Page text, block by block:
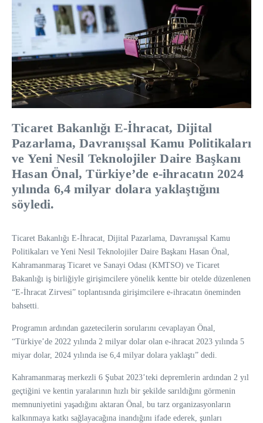
Ticaret Bakanlığı E-İhracat, Dijital
Pazarlama, Davranışsal Kamu Politikaları
ve Yeni Nesil Teknolojiler Daire Başkanı
Hasan Önal, Türkiye’de e-ihracatın 2024
yılında 6,4 milyar dolara yaklaştığını
söyledi.
Ticaret Bakanlığı E-İhracat, Dijital Pazarlama, Davranışsal Kamu
Politikaları ve Yeni Nesil Teknolojiler Daire Başkanı Hasan Önal,
Kahramanmaraş Ticaret ve Sanayi Odası (KMTSO) ve Ticaret
Bakanlığı iş birliğiyle girişimcilere yönelik kentte bir otelde düzenlenen
“E-İhracat Zirvesi” toplantısında girişimcilere e-ihracatın öneminden
bahsetti.
Programın ardından gazetecilerin sorularını cevaplayan Önal,
“Türkiye’de 2022 yılında 2 milyar dolar olan e-ihracat 2023 yılında 5
miyar dolar, 2024 yılında ise 6,4 milyar dolara yaklaştı” dedi.
Kahramanmaraş merkezli 6 Şubat 2023’teki depremlerin ardından 2 yıl
geçtiğini ve kentin yaralarının hızlı bir şekilde sarıldığını görmenin
memnuniyetini yaşadığını aktaran Önal, bu tarz organizasyonların
kalkınmaya katkı sağlayacağına inandığını ifade ederek, şunları